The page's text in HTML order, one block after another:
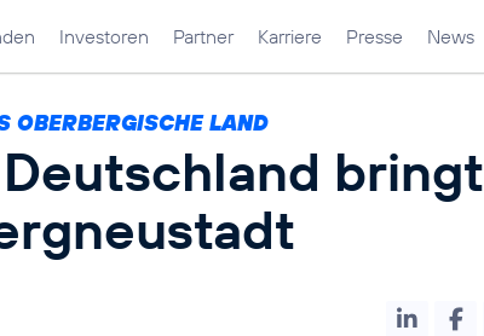
Investoren Partner Karriere Presse News
OBERBERGISCHE LAND
bringt